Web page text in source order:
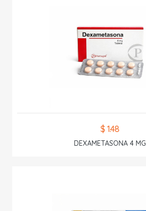
$ 1.48
DEXAMETASONA 4 MG